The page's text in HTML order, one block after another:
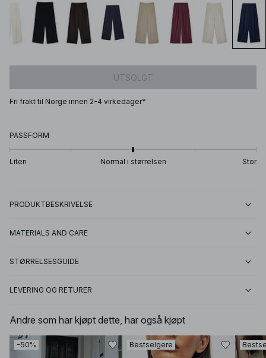
UTSOLGT
Fri frakt til Norge innen 2-4 virkedager*
PASSFORM
Liten Normal i størrelsen Stor
PRODUKTBESKRIVELSE
MATERIALS AND CARE
STØRRELSESGUIDE
LEVERING OG RETURER
Andre som har kjøpt dette, har også kjøpt
−50% Bestselgere